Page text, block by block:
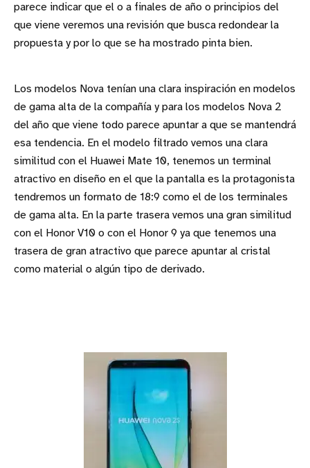
parece indicar que el o a finales de año o principios del
que viene veremos una revisión que busca redondear la
propuesta y por lo que se ha mostrado pinta bien.
Los modelos Nova tenían una clara inspiración en modelos
de gama alta de la compañía y para los modelos Nova 2
del año que viene todo parece apuntar a que se mantendrá
esa tendencia. En el modelo filtrado vemos una clara
similitud con el Huawei Mate 10, tenemos un terminal
atractivo en diseño en el que la pantalla es la protagonista
tendremos un formato de 18:9 como el de los terminales
de gama alta. En la parte trasera vemos una gran similitud
con el Honor V10 o con el Honor 9 ya que tenemos una
trasera de gran atractivo que parece apuntar al cristal
como material o algún tipo de derivado.